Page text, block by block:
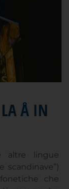
Å IN
altre lingue
scandinave”)
che